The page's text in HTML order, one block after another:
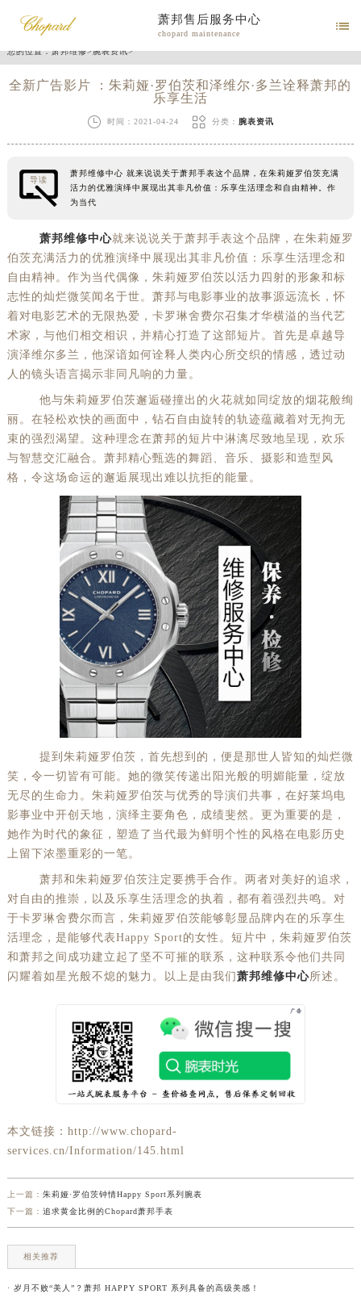
萧邦售后服务中心
chopard maintenance

您的位置：萧邦维修>腕表资讯>
全新广告影片 ：朱莉娅·罗伯茨和泽维尔·多兰诠释萧邦的
乐享生活
 时间：2021-04-24  分类： 腕表资讯
导读
萧邦维修中心 就来说说关于萧邦手表这个品牌，在朱莉娅罗伯茨充满
活力的优雅演绎中展现出其非凡价值：乐享生活理念和自由精神。作
为当代
萧邦维修中心就来说说关于萧邦手表这个品牌，在朱莉娅罗
伯茨充满活力的优雅演绎中展现出其非凡价值：乐享生活理念和
自由精神。作为当代偶像，朱莉娅罗伯茨以活力四射的形象和标
志性的灿烂微笑闻名于世。萧邦与电影事业的故事源远流长，怀
着对电影艺术的无限热爱，卡罗琳舍费尔召集才华横溢的当代艺
术家，与他们相交相识，并精心打造了这部短片。首先是卓越导
演泽维尔多兰，他深谙如何诠释人类内心所交织的情感，透过动
人的镜头语言揭示非同凡响的力量。
他与朱莉娅罗伯茨邂逅碰撞出的火花就如同绽放的烟花般绚
丽。在轻松欢快的画面中，钻石自由旋转的轨迹蕴藏着对无拘无
束的强烈渴望。这种理念在萧邦的短片中淋漓尽致地呈现，欢乐
与智慧交汇融合。萧邦精心甄选的舞蹈、音乐、摄影和造型风
格，令这场命运的邂逅展现出难以抗拒的能量。
提到朱莉娅罗伯茨，首先想到的，便是那世人皆知的灿烂微
笑，令一切皆有可能。她的微笑传递出阳光般的明媚能量，绽放
无尽的生命力。朱莉娅罗伯茨与优秀的导演们共事，在好莱坞电
影事业中开创天地，演绎主要角色，成绩斐然。更为重要的是，
她作为时代的象征，塑造了当代最为鲜明个性的风格在电影历史
上留下浓墨重彩的一笔。
萧邦和朱莉娅罗伯茨注定要携手合作。两者对美好的追求，
对自由的推崇，以及乐享生活理念的执着，都有着强烈共鸣。对
于卡罗琳舍费尔而言，朱莉娅罗伯茨能够彰显品牌内在的乐享生
活理念，是能够代表Happy Sport的女性。短片中，朱莉娅罗伯茨
和萧邦之间成功建立起了坚不可摧的联系，这种联系令他们共同
闪耀着如星光般不熄的魅力。以上是由我们 萧邦维修中心所述。
本文链接：http://www.chopard-
services.cn/Information/145.html
上一篇： 朱莉娅·罗伯茨钟情Happy Sport系列腕表
下一篇： 追求黄金比例的Chopard萧邦手表
相关推荐
· 岁月不败“美人”？萧邦 HAPPY SPORT 系列具备的高级美感！